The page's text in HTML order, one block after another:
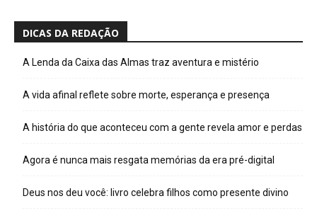
DICAS DA REDAÇÃO
A Lenda da Caixa das Almas traz aventura e mistério
A vida afinal reflete sobre morte, esperança e presença
A história do que aconteceu com a gente revela amor e perdas
Agora é nunca mais resgata memórias da era pré-digital
Deus nos deu você: livro celebra filhos como presente divino